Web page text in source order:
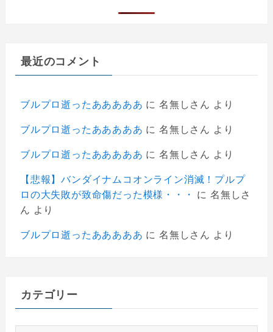
最近のコメント
ブルプロ逝ったあああああ に 名無しさん より
ブルプロ逝ったあああああ に 名無しさん より
ブルプロ逝ったあああああ に 名無しさん より
【悲報】バンダイナムコオンライン消滅！プルプ
ロの大失敗が致命傷だった模様・・・
に 名無しさ
ん より
ブルプロ逝ったあああああ に 名無しさん より
カテゴリー